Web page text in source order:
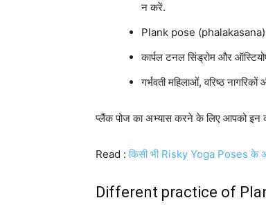
न करें.
Plank pose (phalakasana)
कार्पल टनल सिंड्रोम और
गर्भवती महिलाओं, वरिष्ठ
प्लैंक पोज का अभ्यास करने के लिए आपको इन
Read :किसी भी Risky Yoga Poses के
Different practice of